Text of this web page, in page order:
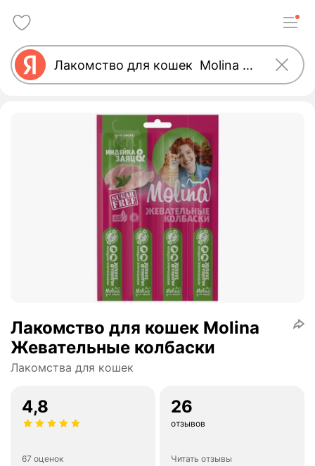
Лакомство для кошек Molina
Жевательные колбаски
Лакомства для кошек
4,8
67 оценок
26
отзывов
Читать отзывы